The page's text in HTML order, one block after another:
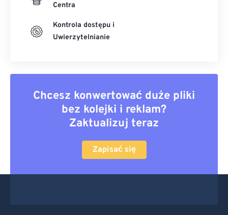
Centra
Kontrola dostępu i
Uwierzytelnianie
Chcesz konwertować duże pliki
bez kolejki i reklam?
Zaktualizuj teraz
Zapisać się